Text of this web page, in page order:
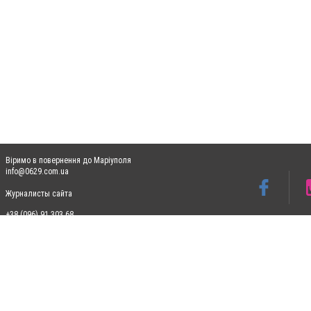
Віримо в повернення до Маріуполя
info@0629.com.ua
Журналисты сайта
+38 (096) 91 303 68